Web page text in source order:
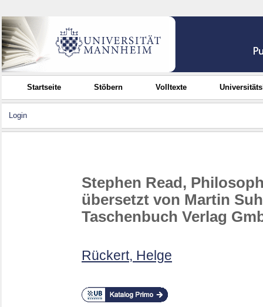
Startseite Stöbern Volltexte
Login
Stephen Read,
übersetzt von Martin
Taschenbuch Verlag
Rückert, Helge